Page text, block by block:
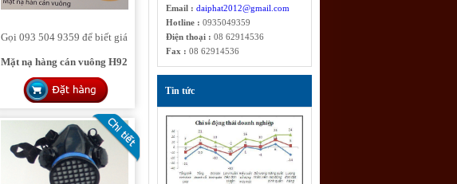
Gọi 093 504 9359 để biết giá
Mặt nạ hàng cán vuông H92
Email : daiphat2012@gmail.com
Hotline : 0935049359
Điện thoại : 08 62914536
Fax : 08 62914536
Tin tức